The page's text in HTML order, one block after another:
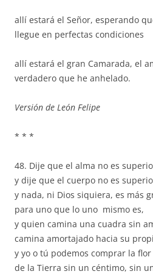
allí estará el Señor, esperando
llegue en perfectas condiciones
allí estará el gran Camarada, el
verdadero que he anhelado.
Versión de León Felipe
* * *
48. Dije que el alma no es
y dije que el cuerpo no es
y nada, ni Dios siquiera, es más
para uno que lo uno mismo es,
y quien camina una cuadra sin
camina amortajado hacia su
y yo o tú podemos comprar la flor
de la Tierra sin un céntimo, sin